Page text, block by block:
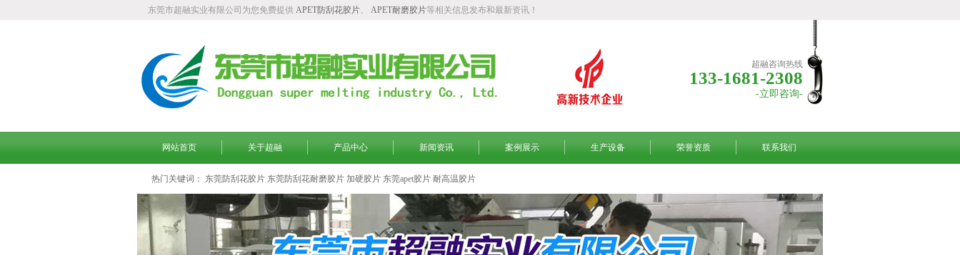
东莞市超融实业有限公司为您免费提供 APET防刮花胶片、 APET耐磨胶片等相关信息发布和最新资讯！
超融咨询热线
133-1681-2308
-立即咨询-
网站首页 关于超融 产品中心 新闻资讯 案例展示 生产设备 荣誉资质 联系我们
热门关键词： 东莞防刮花胶片 东莞防刮花耐磨胶片 加硬胶片 东莞apet胶片 耐高温胶片